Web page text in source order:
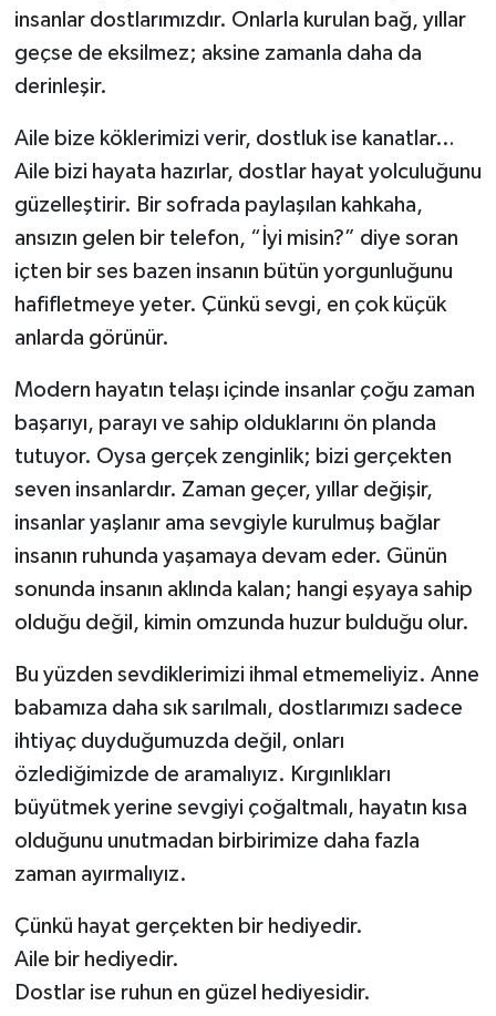
insanlar dostlarımızdır. Onlarla kurulan bağ, yıllar
geçse de eksilmez; aksine zamanla daha da
derinleşir.
Aile bize köklerimizi verir, dostluk ise kanatlar…
Aile bizi hayata hazırlar, dostlar hayat yolculuğunu
güzelleştirir. Bir sofrada paylaşılan kahkaha,
ansızın gelen bir telefon, “İyi misin?” diye soran
içten bir ses bazen insanın bütün yorgunluğunu
hafifletmeye yeter. Çünkü sevgi, en çok küçük
anlarda görünür.
Modern hayatın telaşı içinde insanlar çoğu zaman
başarıyı, parayı ve sahip olduklarını ön planda
tutuyor. Oysa gerçek zenginlik; bizi gerçekten
seven insanlardır. Zaman geçer, yıllar değişir,
insanlar yaşlanır ama sevgiyle kurulmuş bağlar
insanın ruhunda yaşamaya devam eder. Günün
sonunda insanın aklında kalan; hangi eşyaya sahip
olduğu değil, kimin omzunda huzur bulduğu olur.
Bu yüzden sevdiklerimizi ihmal etmemeliyiz. Anne
babamıza daha sık sarılmalı, dostlarımızı sadece
ihtiyaç duyduğumuzda değil, onları
özlediğimizde de aramalıyız. Kırgınlıkları
büyütmek yerine sevgiyi çoğaltmalı, hayatın kısa
olduğunu unutmadan birbirimize daha fazla
zaman ayırmalıyız.
Çünkü hayat gerçekten bir hediyedir.
Aile bir hediyedir.
Dostlar ise ruhun en güzel hediyesidir.